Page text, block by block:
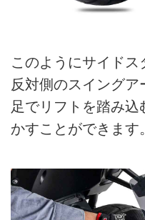
このようにサイドス
反対側のスイングア
足でリフトを踏み
かすことができます。